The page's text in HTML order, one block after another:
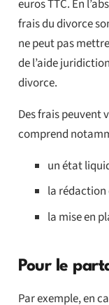
euros TTC. En
frais du divorce
ne peut pas
de l’aide
divorce.
Des frais peuvent
comprend
un état
la rédaction
la mise en
Pour le
Par exemple, en